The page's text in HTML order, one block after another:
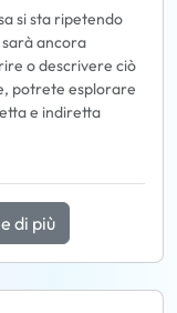
si sta ripetendo
ancora
o descrivere ciò
potrete esplorare
e indiretta
di più